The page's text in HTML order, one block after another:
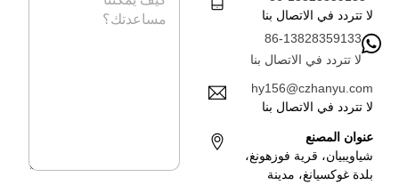
لا تتردد في الاتصال بنا
86-13828359133
لا تتردد في الاتصال بنا
hy156@czhanyu.com
لا تتردد في الاتصال بنا
عنوان المصنع
شياويبيان، قرية فوزهونغ،
بلدة غوكسيانغ، مدينة